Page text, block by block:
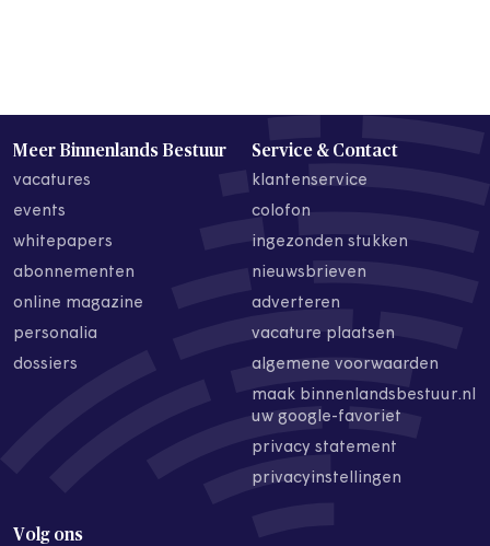
Meer Binnenlands Bestuur
vacatures
events
whitepapers
abonnementen
online magazine
personalia
dossiers
Service & Contact
klantenservice
colofon
ingezonden stukken
nieuwsbrieven
adverteren
vacature plaatsen
algemene voorwaarden
maak binnenlandsbestuur.nl
uw google-favoriet
privacy statement
privacyinstellingen
Volg ons